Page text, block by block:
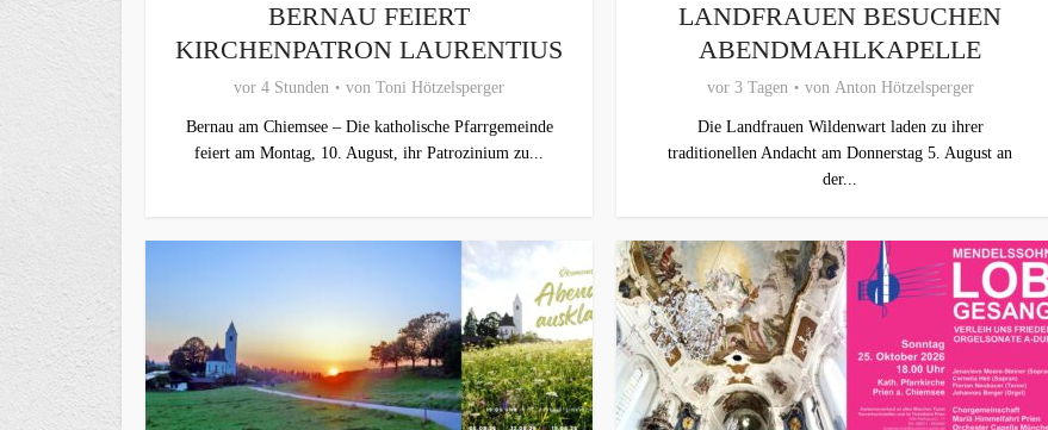
BERNAU FEIERT
KIRCHENPATRON LAURENTIUS
vor 4 Stunden von Toni Hötzelsperger
Bernau am Chiemsee – Die katholische Pfarrgemeinde
feiert am Montag, 10. August, ihr Patrozinium zu...
LANDFRAUEN BESUCHEN
ABENDMAHLKAPELLE
vor 3 Tagen von Anton Hötzelsperger
Die Landfrauen Wildenwart laden zu ihrer
traditionellen Andacht am Donnerstag 5. August an
der...